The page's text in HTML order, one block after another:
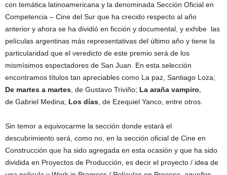
con temática latinoamericana y la denominada Sección Oficial en
Competencia – Cine del Sur que ha crecido respecto al año
anterior y ahora se ha dividió en ficción y documental, y exhibe las
películas argentinas más representativas del último año y tiene la
particularidad que el veredicto de este premio será de los
mismísimos espectadores de San Juan. En esta selección
encontramos títulos tan apreciables como La paz, Santiago Loza;
De martes a martes , de Gustavo Triviño; La araña vampiro
de Gabriel Medina; Los días , de Ezequiel Yanco, entre otros.
Sin temor a equivocarme la sección donde estará el
descubrimiento será, como no, en la sección oficial de Cine en
Construcción que ha sido agregada en esta ocasión y que ha sido
dividida en Proyectos de Producción, es decir el proyecto / idea de